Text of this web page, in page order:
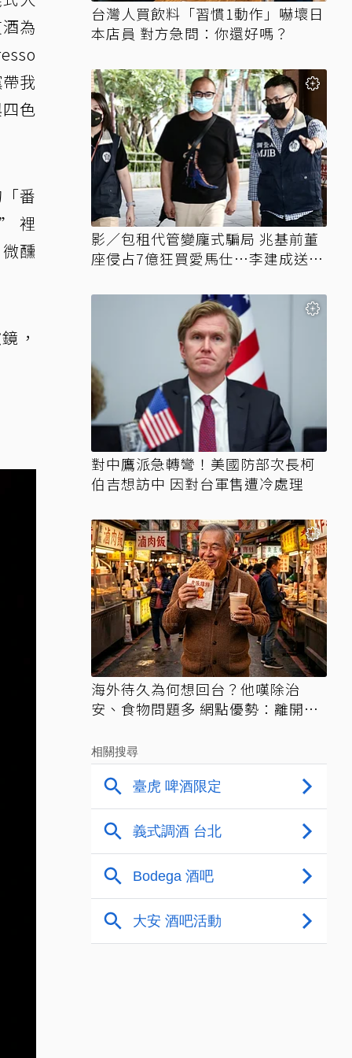
為
我
色
番
裡
醺
，
台灣人買飲料「習慣1動作」嚇壞日
本店員 對方急問：你還好嗎？
影／包租代管變龐式騙局 兆基前董
座侵占7億狂買愛馬仕…李建成送北
對中鷹派急轉彎！美國防部次長柯
伯吉想訪中 因對台軍售遭冷處理
海外待久為何想回台？他嘆除治
安、食物問題多 網點優勢：離開才